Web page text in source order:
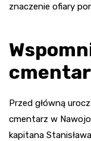
znaczenie ofiary
Przed główną
cmentarz w
kapitana